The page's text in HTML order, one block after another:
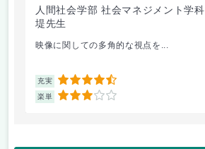
人間社会学部 社会マネジメント学科
堤先生
映像に関しての多角的な視点を...
充実 4.5
楽単 3